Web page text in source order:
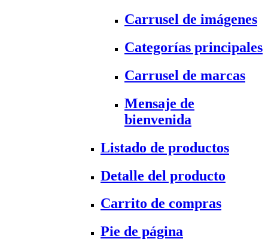
Carrusel de imágenes
Categorías principales
Carrusel de marcas
Mensaje de
bienvenida
Listado de productos
Detalle del producto
Carrito de compras
Pie de página